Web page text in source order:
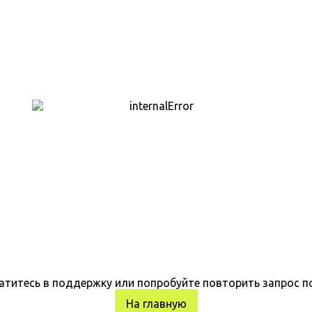
в поддержку или попробуйте повторить запрос
На главную